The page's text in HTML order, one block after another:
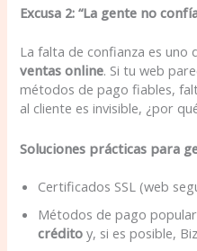
Excusa 2: “La gente no
La falta de confianza es uno
ventas online. Si tu web
métodos de pago fiables,
al cliente es invisible, ¿por
Soluciones prácticas para
Certificados SSL (web
Métodos de pago
crédito y, si es posible,